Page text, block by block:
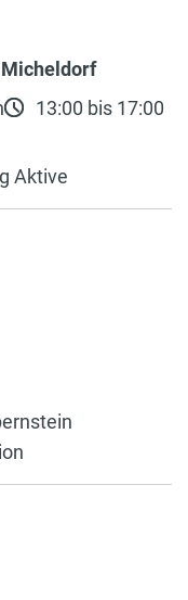
Micheldorf
13:00 bis 17:00
Aktive